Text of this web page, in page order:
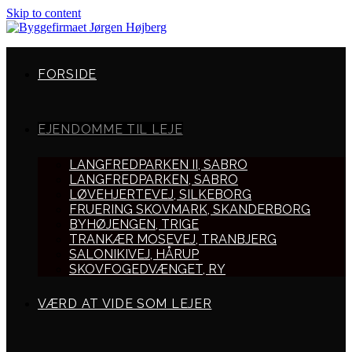
Skip to content
FORSIDE
EJENDOMME TIL LEJE
LANGFREDPARKEN II, SABRO
LANGFREDPARKEN, SABRO
LØVEHJERTEVEJ, SILKEBORG
FRUERING SKOVMARK, SKANDERBORG
BYHØJENGEN, TRIGE
TRANKÆR MOSEVEJ, TRANBJERG
SALONIKIVEJ, HÅRUP
SKOVFOGEDVÆNGET, RY
VÆRD AT VIDE SOM LEJER